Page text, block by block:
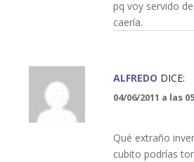
pq voy servido
caería.
ALFREDO DICE:
04/06/2011 a las
Qué extraño
cubito podrías